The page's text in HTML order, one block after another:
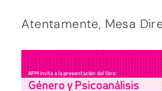
Atentamente, Mesa